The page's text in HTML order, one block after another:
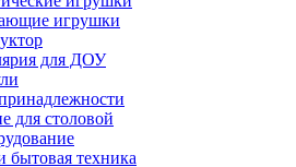
игрушки
для ДОУ
для столовой
бытовая техника